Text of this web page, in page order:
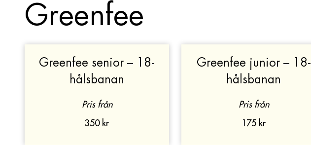
Greenfee
Greenfee senior – 18-
hålsbanan
Pris från
350 kr
Greenfee junior – 18-
hålsbanan
Pris från
175 kr